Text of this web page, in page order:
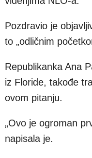
Pozdravio je
to „odličnim
Republikanka Ana
iz Floride, takođe
ovom pitanju.
„Ovo je ogroman
napisala je.